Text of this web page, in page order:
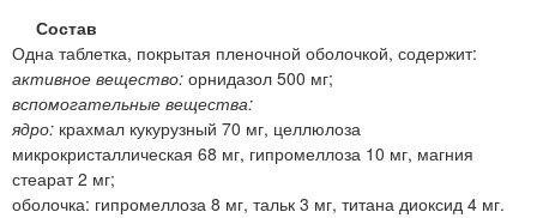
Состав
Одна таблетка, покрытая пленочной оболочкой, содержит:
активное вещество: орнидазол 500 мг;
вспомогательные вещества:
ядро: крахмал кукурузный 70 мг, целлюлоза
микрокристаллическая 68 мг, гипромеллоза 10 мг, магния
стеарат 2 мг;
оболочка: гипромеллоза 8 мг, тальк 3 мг, титана диоксид 4 мг.